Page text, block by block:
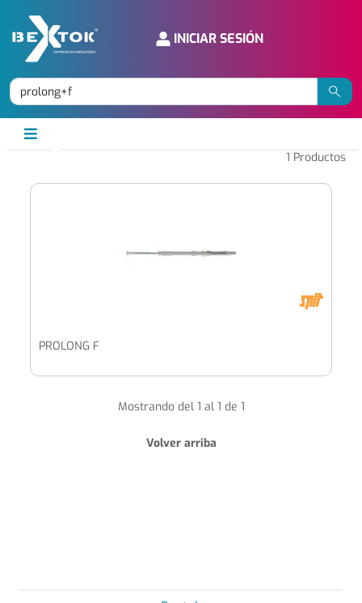
INICIAR SESIÓN
1 Productos
PROLONG F
Mostrando del 1 al 1 de 1
Volver arriba